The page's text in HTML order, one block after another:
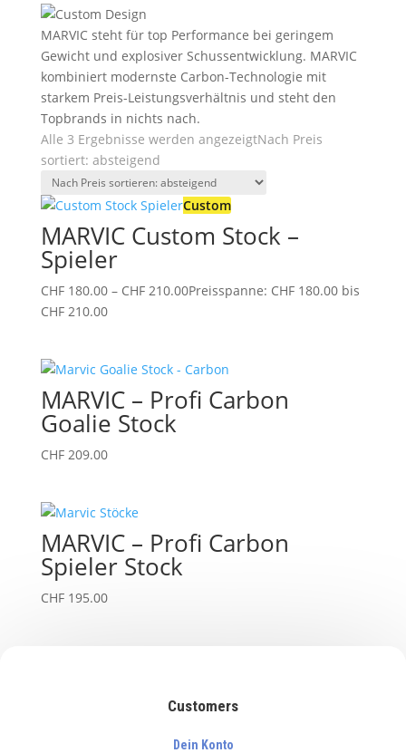
MARVIC steht für top Performance bei geringem
Gewicht und explosiver Schussentwicklung. MARVIC
kombiniert modernste Carbon-Technologie mit
starkem Preis-Leistungsverhältnis und steht den
Topbrands in nichts nach.
Alle 3 Ergebnisse werden angezeigtNach Preis
sortiert: absteigend
Custom
MARVIC Custom Stock –
Spieler
CHF180.00 – CHF210.00Preisspanne: CHF 180.00 bis
CHF 210.00
MARVIC – Profi Carbon
Goalie Stock
CHF209.00
MARVIC – Profi Carbon
Spieler Stock
CHF195.00
Customers
Dein Konto